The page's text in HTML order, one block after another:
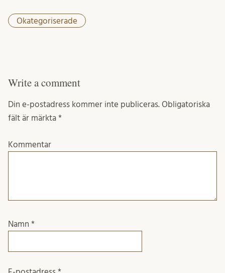
Okategoriserade
Write a comment
Din e-postadress kommer inte publiceras. Obligatoriska
fält är märkta *
Kommentar
Namn *